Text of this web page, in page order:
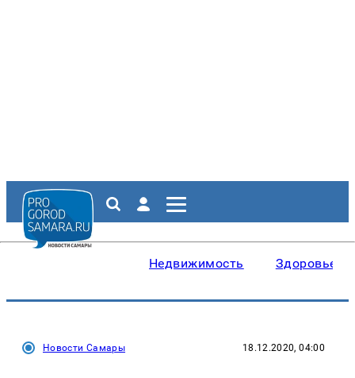
Недвижимость Здоровье
Новости Самары 18.12.2020, 04:00